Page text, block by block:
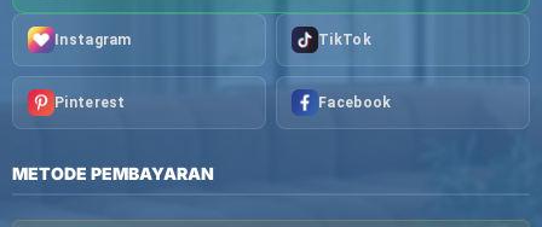
Instagram TikTok
Pinterest Facebook
METODE PEMBAYARAN